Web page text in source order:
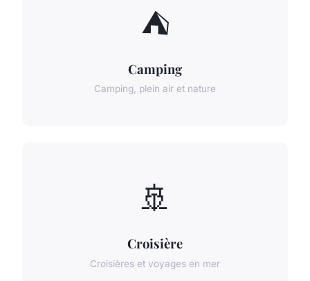
⛺
Camping
Camping, plein air et nature
🚢
Croisière
Croisières et voyages en mer